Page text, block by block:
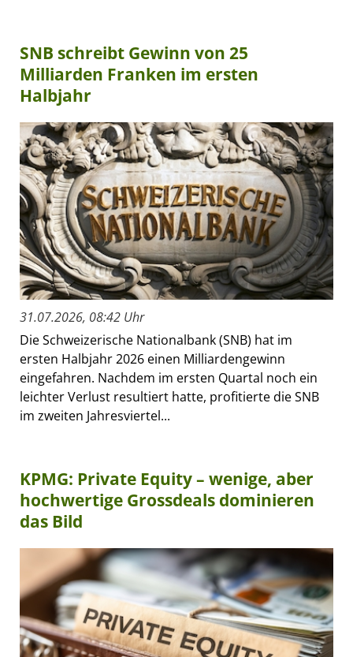
SNB schreibt Gewinn von 25
Milliarden Franken im ersten
Halbjahr
31.07.2026, 08:42 Uhr
Die Schweizerische Nationalbank (SNB) hat im
ersten Halbjahr 2026 einen Milliardengewinn
eingefahren. Nachdem im ersten Quartal noch ein
leichter Verlust resultiert hatte, profitierte die SNB
im zweiten Jahresviertel...
KPMG: Private Equity – wenige, aber
hochwertige Grossdeals dominieren
das Bild